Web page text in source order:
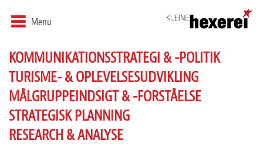
Menu
KOMMUNIKATIONSSTRATEGI & -POLITIK
TURISME- & OPLEVELSESUDVIKLING
MÅLGRUPPEINDSIGT & -FORSTÅELSE
STRATEGISK PLANNING
RESEARCH & ANALYSE